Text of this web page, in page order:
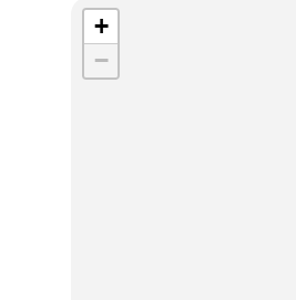
+
−